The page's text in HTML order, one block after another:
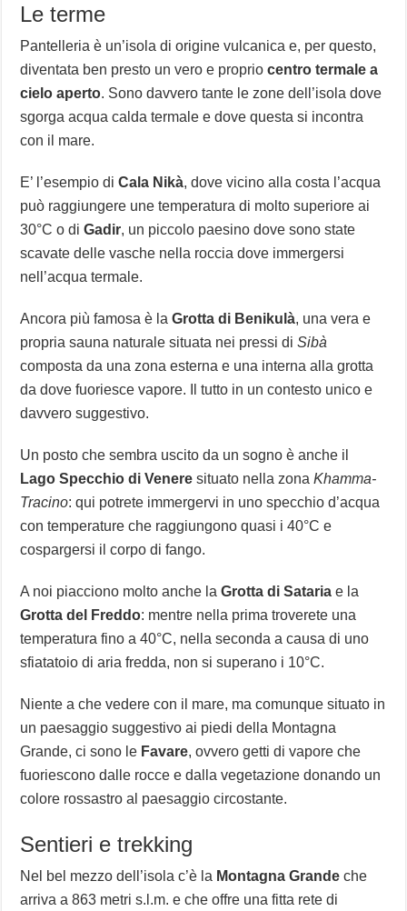
Le terme
Pantelleria è un’isola di origine vulcanica e, per questo,
diventata ben presto un vero e propriocentro termale a
cielo aperto. Sono davvero tante le zone dell’isola dove
sgorga acqua calda termale e dove questa si incontra
con il mare.
E’ l’esempio diCala Nikà, dove vicino alla costa l’acqua
può raggiungere une temperatura di molto superiore ai
30°C o diGadir, un piccolo paesino dove sono state
scavate delle vasche nella roccia dove immergersi
nell’acqua termale.
Ancora più famosa è laGrotta di Benikulà, una vera e
propria sauna naturale situata nei pressi diSibà
composta da una zona esterna e una interna alla grotta
da dove fuoriesce vapore. Il tutto in un contesto unico e
davvero suggestivo.
Un posto che sembra uscito da un sogno è anche il
Lago Specchio di Venere situato nella zonaKhamma-
Tracino: qui potrete immergervi in uno specchio d’acqua
con temperature che raggiungono quasi i 40°C e
cospargersi il corpo di fango.
A noi piacciono molto anche laGrotta di Sataria e la
Grotta del Freddo: mentre nella prima troverete una
temperatura fino a 40°C, nella seconda a causa di uno
sfiatatoio di aria fredda, non si superano i 10°C.
Niente a che vedere con il mare, ma comunque situato in
un paesaggio suggestivo ai piedi della Montagna
Grande, ci sono le Favare, ovvero getti di vapore che
fuoriescono dalle rocce e dalla vegetazione donando un
colore rossastro al paesaggio circostante.
Sentieri e trekking
Nel bel mezzo dell’isola c’è la Montagna Grande che
arriva a 863 metri s.l.m. e che offre una fitta rete di